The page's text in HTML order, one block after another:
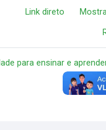
Link direto
para ensinar e
A